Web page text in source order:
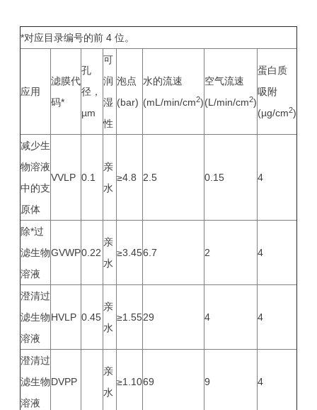
*对应目录编号的前 4 位。
应用
滤膜代
码*
孔
径，
µm
可
润
湿
性
泡点
(bar)
水的流速
(mL/min/cm2)
空气流速
(L/min/cm2)
蛋白质
吸附
(µg/cm2)
减少生
物溶液
中的支
原体
VVLP 0.1
亲
水
≥4.8 2.5 0.15 4
除*过
滤生物
溶液
GVWP0.22
亲
水
≥3.456.7 2 4
澄清过
滤生物
溶液
HVLP 0.45
亲
水
≥1.5529 4 4
澄清过
滤生物
溶液
DVPP
亲
水
≥1.1069 9 4